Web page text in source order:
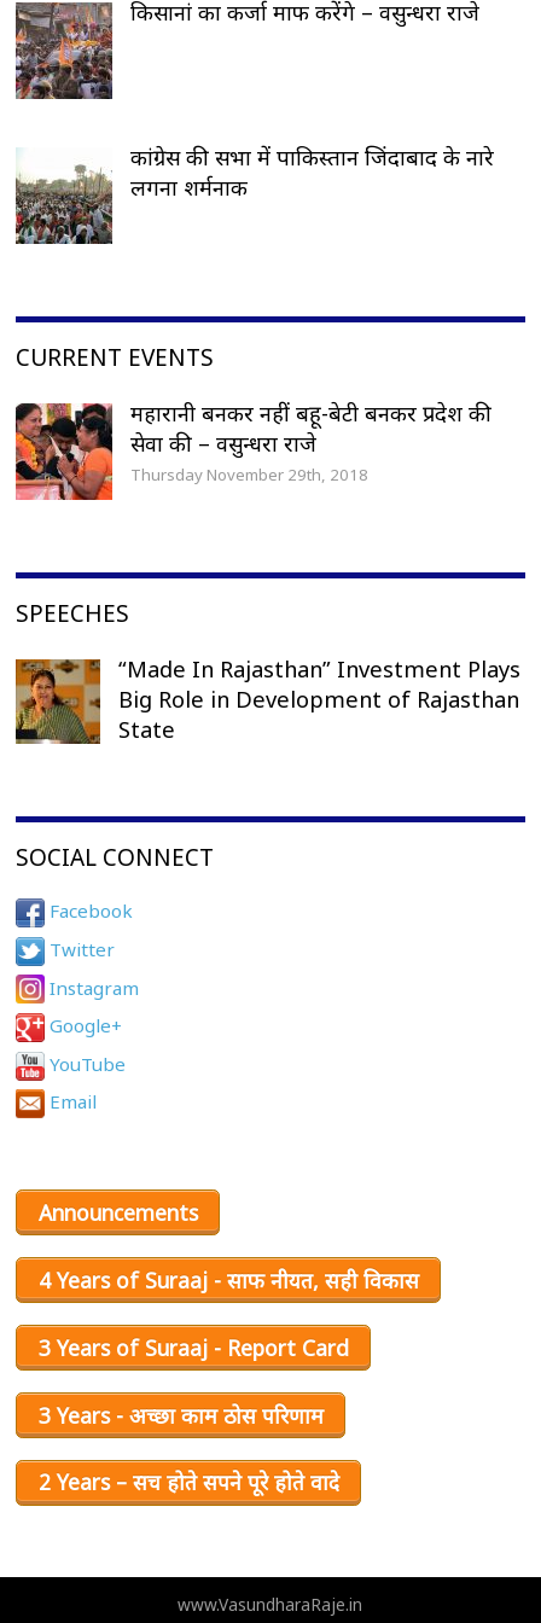
किसानां का कर्जा माफ करेंगे – वसुन्धरा राजे
कांग्रेस की सभा में पाकिस्तान जिंदाबाद के नारे
लगना शर्मनाक
CURRENT EVENTS
महारानी बनकर नहीं बहू-बेटी बनकर प्रदेश की
सेवा की – वसुन्धरा राजे
Thursday November 29th, 2018
SPEECHES
“Made In Rajasthan” Investment Plays
Big Role in Development of Rajasthan
State
SOCIAL CONNECT
Facebook
Twitter
Instagram
Google+
YouTube
Email
Announcements
4 Years of Suraaj - साफ नीयत, सही विकास
3 Years of Suraaj - Report Card
3 Years - अच्छा काम ठोस परिणाम
2 Years – सच होते सपने पूरे होते वादे
www.VasundharaRaje.in